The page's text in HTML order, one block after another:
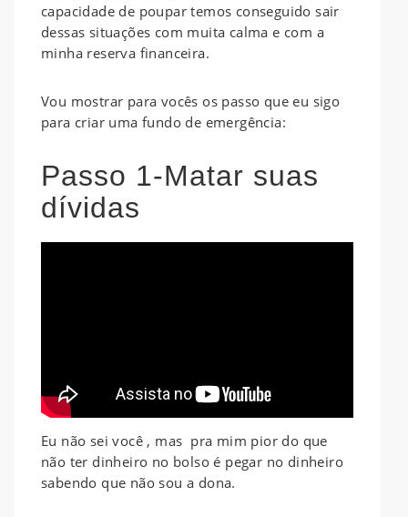
capacidade de poupar temos conseguido sair
dessas situações com muita calma e com a
minha reserva financeira.
Vou mostrar para vocês os passo que eu sigo
para criar uma fundo de emergência:
Passo 1-Matar suas
dívidas
Eu não sei você , mas pra mim pior do que
não ter dinheiro no bolso é pegar no dinheiro
sabendo que não sou a dona.